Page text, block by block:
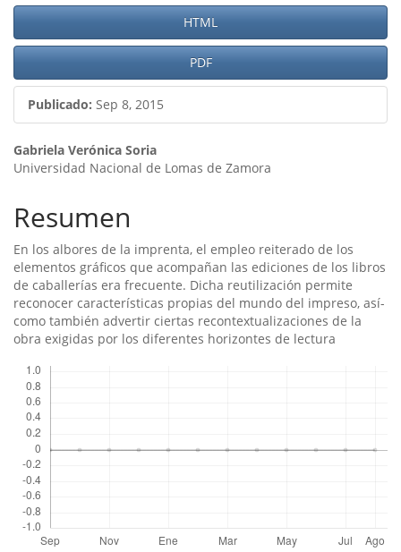
Barra
lateral
del
artículo
HTML
PDF
Publicado: Sep 8, 2015
Contenido
principal
del
artículo
Gabriela Verónica Soria
Universidad Nacional de Lomas de Zamora
Resumen
En los albores de la imprenta, el empleo reiterado de los
elementos gráficos que acompañan las ediciones de los libros
de caballerí­as era frecuente. Dicha reutilización permite
reconocer caracterí­sticas propias del mundo del impreso, así­
como también advertir ciertas recontextualizaciones de la
obra exigidas por los diferentes horizontes de lectura